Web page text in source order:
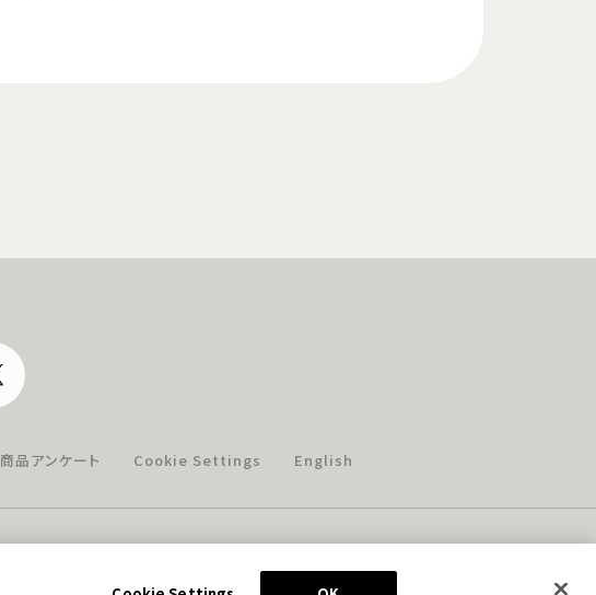
商品アンケート Cookie Settings English
© Aniplex Inc. All rights reserved.